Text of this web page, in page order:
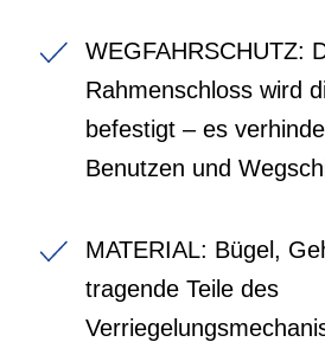
WEGFAHRSCHUTZ:
Rahmenschloss wird
befestigt – es
Benutzen und
MATERIAL: Bügel,
tragende Teile des